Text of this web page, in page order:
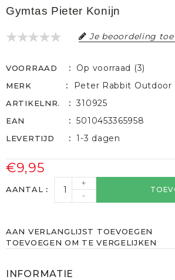
Gymtas Pieter Konijn
Je beoordeling
VOORRAAD Op voorraad (3)
MERK Peter Rabbit Outdoor
ARTIKELNR. 310925
EAN 5010453365958
LEVERTIJD 1-3 dagen
€9,95
AANTAL
+
-
AAN VERLANGLIJST TOEVOEGEN
TOEVOEGEN OM TE VERGELIJKEN
INFORMATIE